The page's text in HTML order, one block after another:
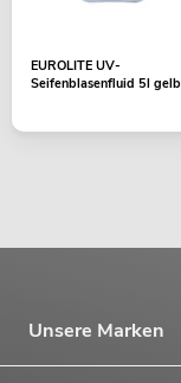
EUROLITE UV-
Seifenblasenfluid 5l gelb
Unsere Marken